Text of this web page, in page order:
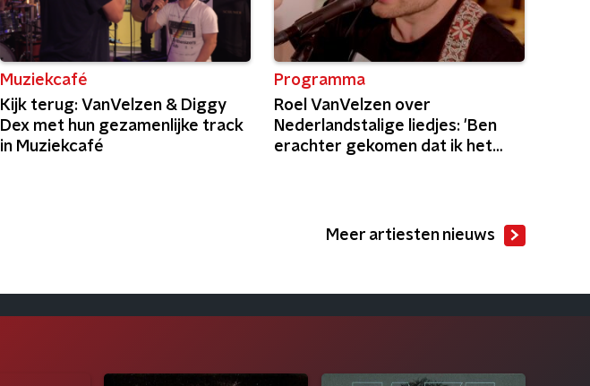
Muziekcafé
Kijk terug: VanVelzen & Diggy
Dex met hun gezamenlijke track
in Muziekcafé
Programma
Roel VanVelzen over
Nederlandstalige liedjes: 'Ben
erachter gekomen dat ik het
Meer artiesten nieuws